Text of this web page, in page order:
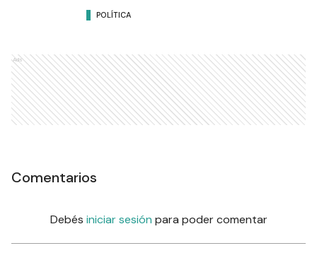
POLÍTICA
Ads
Comentarios
Debés iniciar sesión para poder comentar